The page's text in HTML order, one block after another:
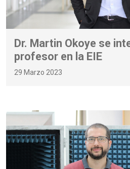
Dr. Martin Okoye se
profesor en la EIE
29 Marzo 2023